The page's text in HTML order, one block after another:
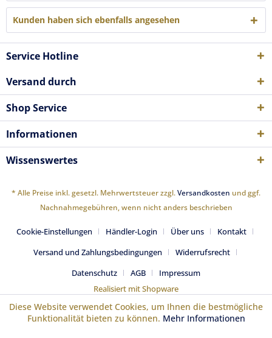
Kunden haben sich ebenfalls angesehen
Service Hotline
Versand durch
Shop Service
Informationen
Wissenswertes
* Alle Preise inkl. gesetzl. Mehrwertsteuer zzgl.Versandkosten und ggf.
Nachnahmegebühren, wenn nicht anders beschrieben
Cookie-Einstellungen Händler-Login Über uns
Kontakt
Versand und Zahlungsbedingungen
Widerrufsrecht
Datenschutz
AGB
Impressum
Realisiert mit Shopware
Diese Website verwendet Cookies, um Ihnen die bestmögliche
Funktionalität bieten zu können. Mehr Informationen